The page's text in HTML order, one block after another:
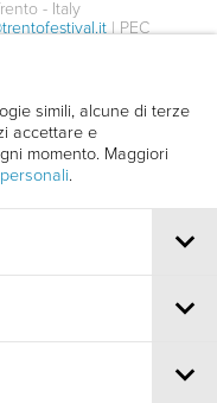
simili, alcune di terze
accettare e
momento. Maggiori
.
- Italy
| PEC